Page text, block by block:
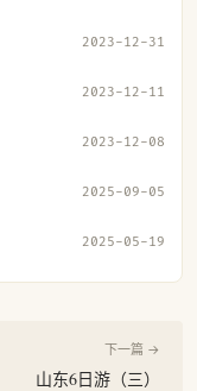
2023-12-31
2023-12-11
2023-12-08
2025-09-05
2025-05-19
下一篇 →
山东6日游（三）